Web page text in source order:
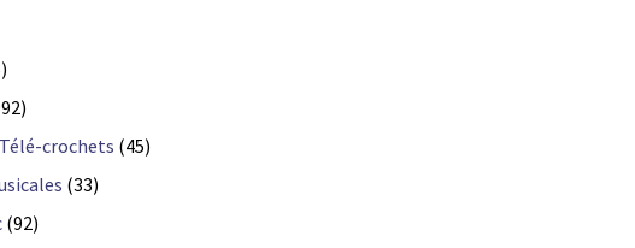
crochets (45)
(33)
(92)